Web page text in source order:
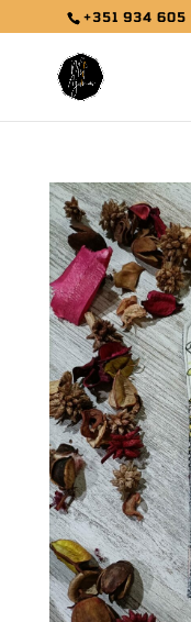
+351 934 605